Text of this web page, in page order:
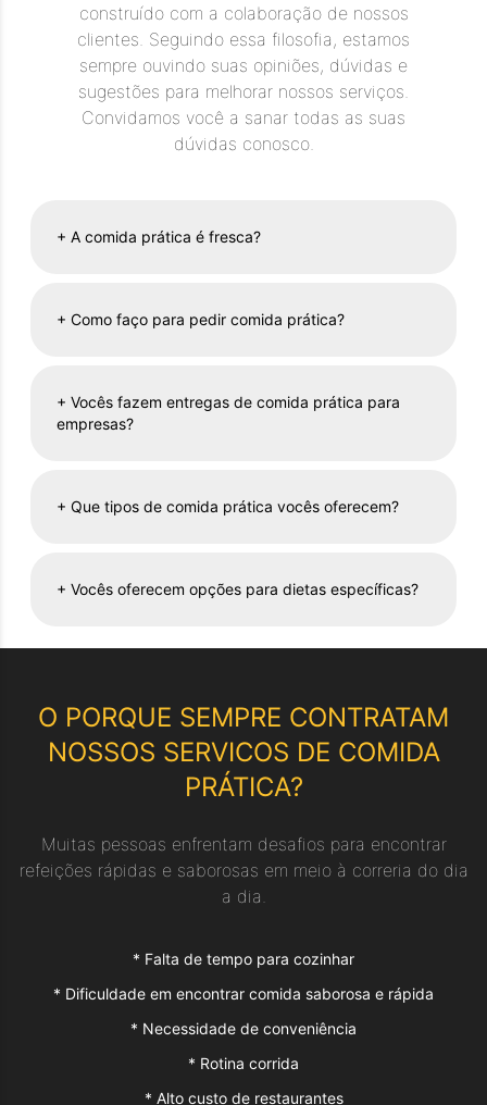
construído com a colaboração de nossos
clientes. Seguindo essa filosofia, estamos
sempre ouvindo suas opiniões, dúvidas e
sugestões para melhorar nossos serviços.
Convidamos você a sanar todas as suas
dúvidas conosco.
+ A comida prática é fresca?
+ Como faço para pedir comida prática?
+ Vocês fazem entregas de comida prática para
empresas?
+ Que tipos de comida prática vocês oferecem?
+ Vocês oferecem opções para dietas específicas?
O PORQUE SEMPRE CONTRATAM
NOSSOS SERVICOS DE COMIDA
PRÁTICA?
Muitas pessoas enfrentam desafios para encontrar
refeições rápidas e saborosas em meio à correria do dia
a dia.
* Falta de tempo para cozinhar
* Dificuldade em encontrar comida saborosa e rápida
* Necessidade de conveniência
* Rotina corrida
* Alto custo de restaurantes